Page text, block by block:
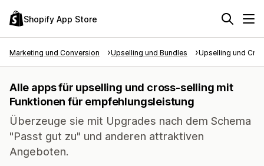
Shopify App Store
Marketing und Conversion Upselling und Bundles Upselling und
Alle apps für upselling und cross-selling mit
Funktionen für empfehlungsleistung
Überzeuge sie mit Upgrades nach dem Schema
"Passt gut zu" und anderen attraktiven
Angeboten.